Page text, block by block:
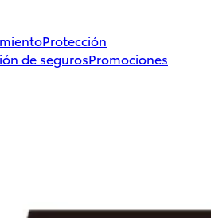
2026
DESDE
Protección
de segurosPromociones